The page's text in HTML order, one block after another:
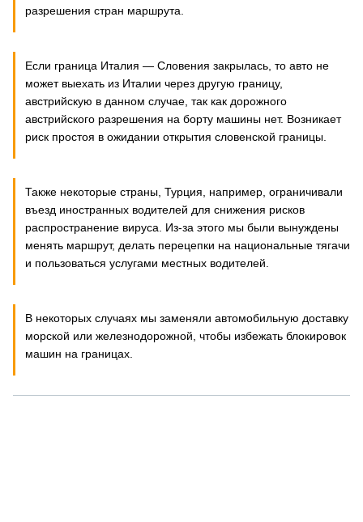
разрешения стран маршрута.
Если граница Италия — Словения закрылась, то авто не
может выехать из Италии через другую границу,
австрийскую в данном случае, так как дорожного
австрийского разрешения на борту машины нет. Возникает
риск простоя в ожидании открытия словенской границы.
Также некоторые страны, Турция, например, ограничивали
въезд иностранных водителей для снижения рисков
распространение вируса. Из-за этого мы были вынуждены
менять маршрут, делать перецепки на национальные тягачи
и пользоваться услугами местных водителей.
В некоторых случаях мы заменяли автомобильную доставку
морской или железнодорожной, чтобы избежать блокировок
машин на границах.